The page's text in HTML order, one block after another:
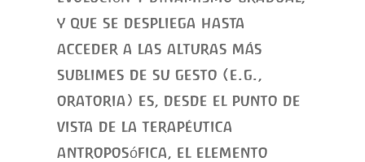
y que se despliega hasta
acceder a las alturas más
sublimes de su gesto (e.g.,
oratoria) es, desde el punto de
vista de la terapéutica
antroposófica, el elemento